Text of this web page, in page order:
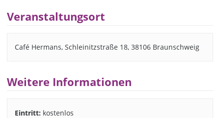
Veranstaltungsort
Café Hermans, Schleinitzstraße 18, 38106 Braunschweig
Weitere Informationen
Eintritt: kostenlos